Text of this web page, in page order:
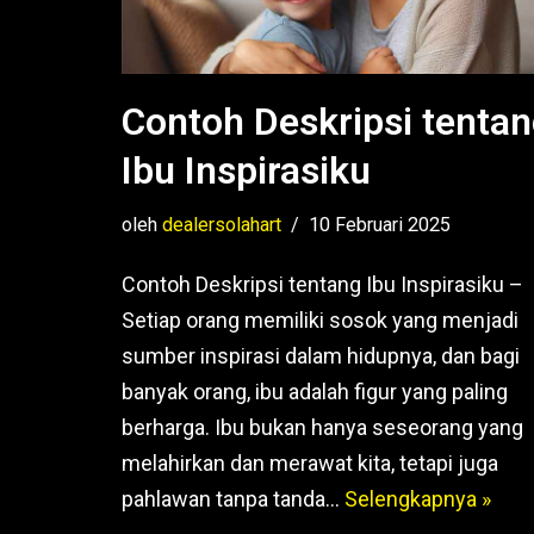
Contoh Deskripsi
Ibu Inspirasiku
oleh dealersolahart 10 Februari 2025
Contoh Deskripsi tentang Ibu Inspirasiku –
Setiap orang memiliki sosok yang menjadi
sumber inspirasi dalam hidupnya, dan bagi
banyak orang, ibu adalah figur yang paling
berharga. Ibu bukan hanya seseorang yang
melahirkan dan merawat kita, tetapi juga
pahlawan tanpa tanda… Selengkapnya »